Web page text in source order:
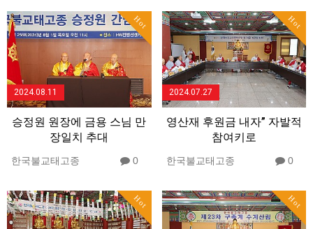
Hot
2024.08.11
승정원 원장에 금용 스님 만
장일치 추대
한국불교태고종 0
Hot
2024.07.27
영산재 후원금 내자” 자발적
참여키로
한국불교태고종 0
Hot Hot